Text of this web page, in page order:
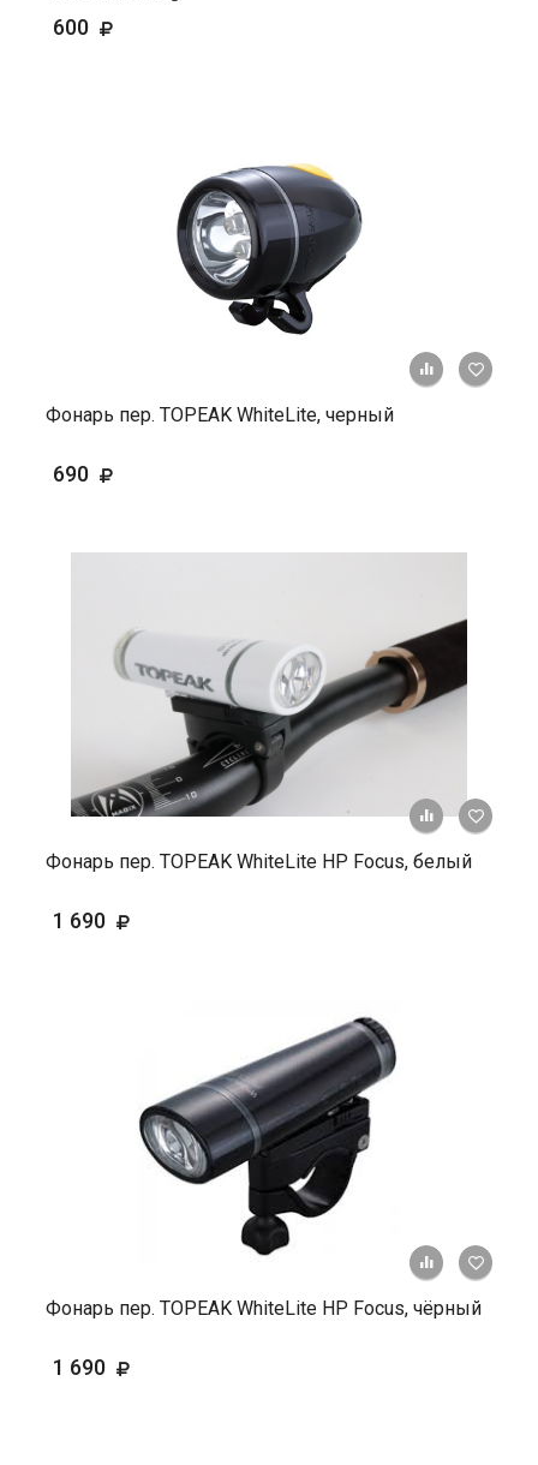
600
+ К
Фонарь пер. TOPEAK WhiteLite, черный
690
+ К
Фонарь пер. TOPEAK WhiteLite НР Focus, белый
1 690
+ К
Фонарь пер. TOPEAK WhiteLite НР Focus, чёрный
1 690